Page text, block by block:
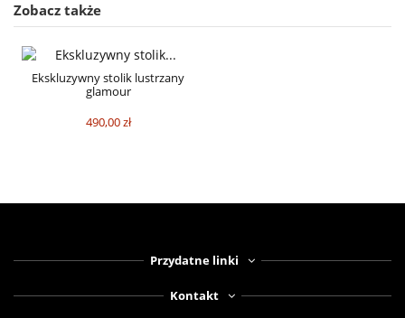
Zobacz także
Ekskluzywny stolik lustrzany
glamour
490,00 zł
Przydatne linki
Kontakt